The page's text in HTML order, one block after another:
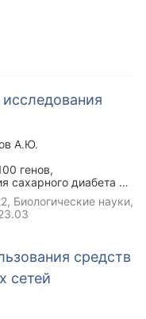
А.Ю.
генов,
сахарного диабета 2
генов, связанных с
точные
СД2
, Биологические науки,
средств
сетей